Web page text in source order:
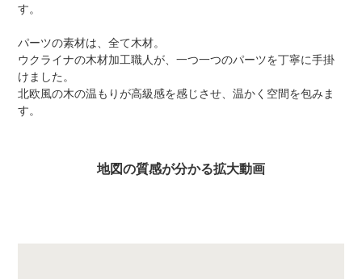
す。
パーツの素材は、全て木材。
ウクライナの木材加工職人が、一つ一つのパーツを丁寧に手掛
けました。
北欧風の木の温もりが高級感を感じさせ、温かく空間を包みま
す。
地図の質感が分かる拡大動画